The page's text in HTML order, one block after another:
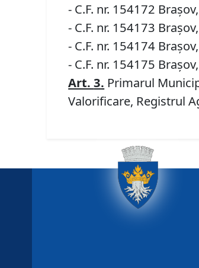
- C.F. nr. 154172
- C.F. nr. 154173
- C.F. nr. 154174
- C.F. nr. 154175
Art.3. Primarul
Valorificare, Registrul